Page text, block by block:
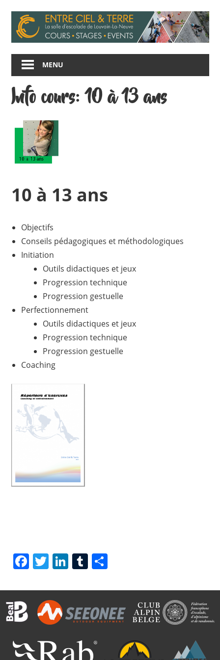
content
Ciel
Terre
MENU
Info cours: 10 à 13 ans
10 à 13 ans
Objectifs
Conseils pédagogiques et méthodologiques
Initiation
Outils didactiques et jeux
Progression technique
Progression gestuelle
Perfectionnement
Outils didactiques et jeux
Progression technique
Progression gestuelle
Coaching
Facebook
Twitter
LinkedIn
Tumblr
Share